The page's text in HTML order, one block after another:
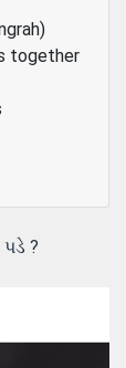
together
?